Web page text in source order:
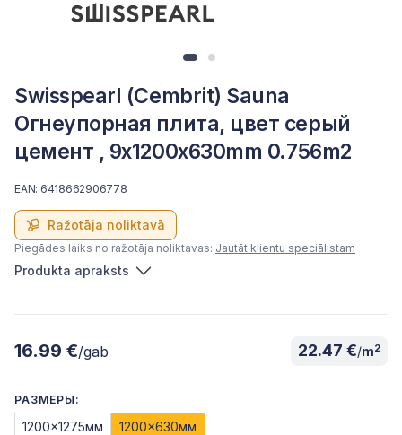
Swisspearl (Cembrit) Sauna
Огнеупорная плита, цвет серый
цемент , 9x1200x630mm 0.756m2
Ražotāja noliktavā
EAN: 6418662906778
Piegādes laiks no ražotāja noliktavas: Jautāt klientu speciālistam
Produkta apraksts
16.99 €/gab 22.47 €/m2
РАЗМЕРЫ:
1200x1275мм 1200x630мм